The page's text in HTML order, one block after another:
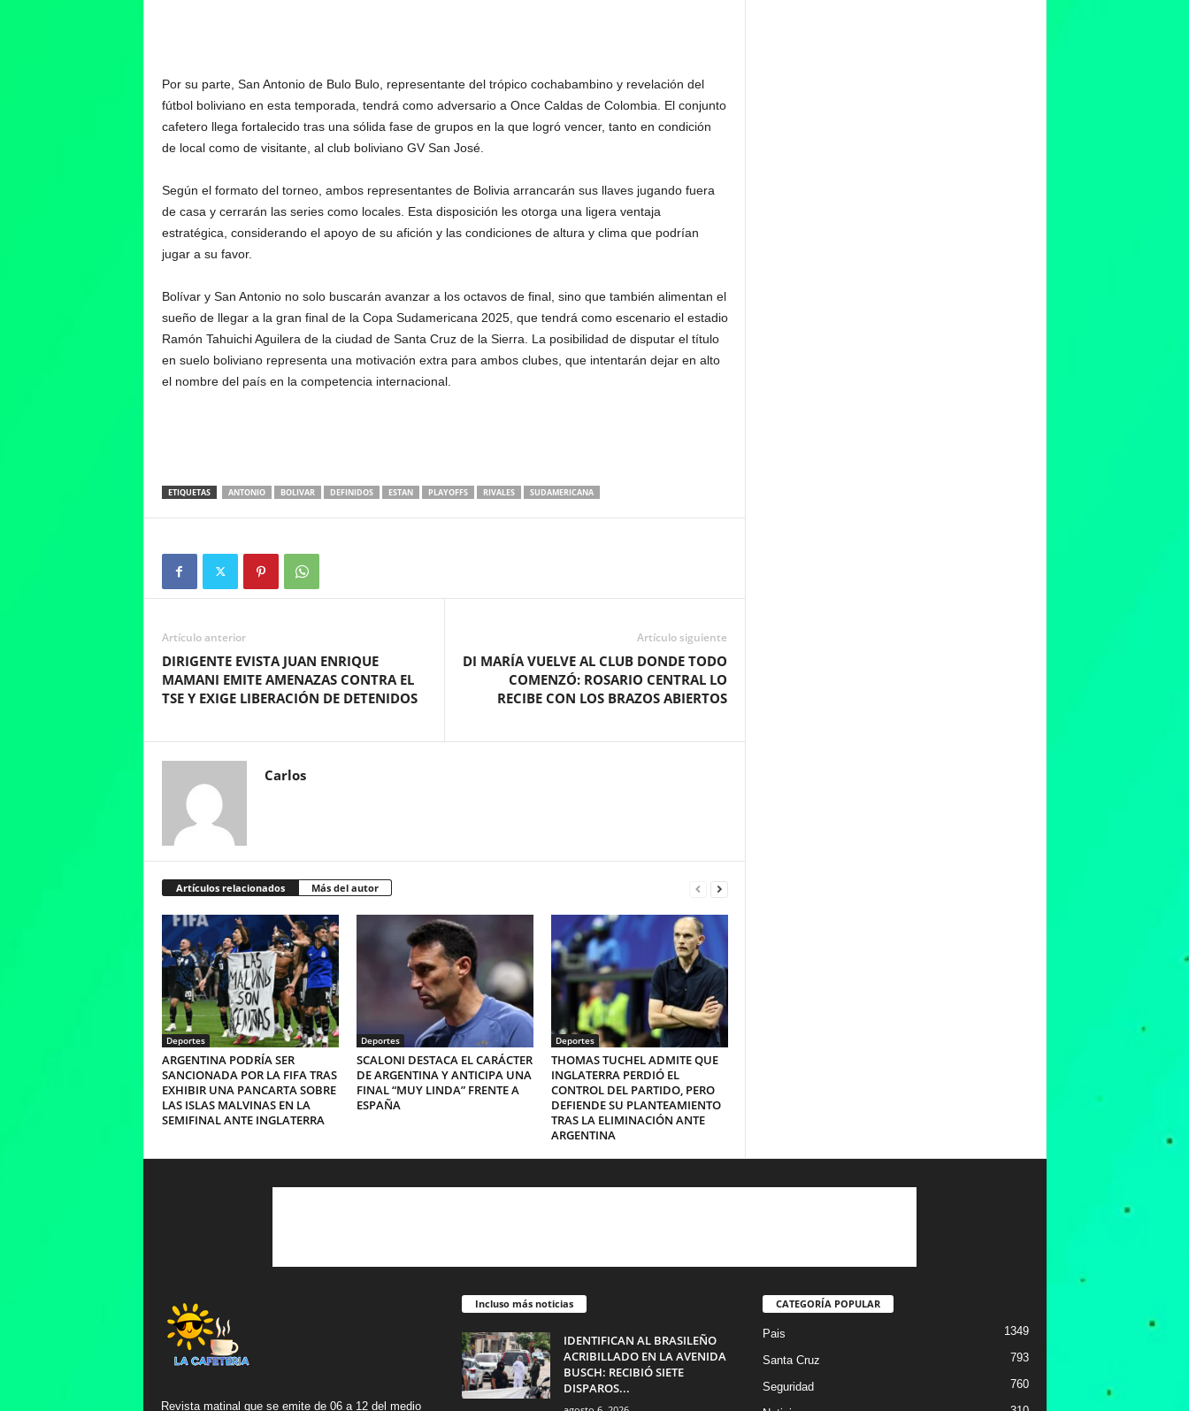
Por su parte, San Antonio de Bulo Bulo, representante del trópico cochabambino y revelación del
fútbol boliviano en esta temporada, tendrá como adversario a Once Caldas de Colombia. El conjunto
cafetero llega fortalecido tras una sólida fase de grupos en la que logró vencer, tanto en condición
de local como de visitante, al club boliviano GV San José.
Según el formato del torneo, ambos representantes de Bolivia arrancarán sus llaves jugando fuera
de casa y cerrarán las series como locales. Esta disposición les otorga una ligera ventaja
estratégica, considerando el apoyo de su afición y las condiciones de altura y clima que podrían
jugar a su favor.
Bolívar y San Antonio no solo buscarán avanzar a los octavos de final, sino que también alimentan el
sueño de llegar a la gran final de la Copa Sudamericana 2025, que tendrá como escenario el estadio
Ramón Tahuichi Aguilera de la ciudad de Santa Cruz de la Sierra. La posibilidad de disputar el título
en suelo boliviano representa una motivación extra para ambos clubes, que intentarán dejar en alto
el nombre del país en la competencia internacional.
ETIQUETAS ANTONIO BOLIVAR DEFINIDOS ESTAN PLAYOFFS RIVALES SUDAMERICANA
Artículo anterior
DIRIGENTE EVISTA JUAN ENRIQUE
MAMANI EMITE AMENAZAS CONTRA EL
TSE Y EXIGE LIBERACIÓN DE DETENIDOS
Artículo siguiente
DI MARÍA VUELVE AL CLUB DONDE TODO
COMENZÓ: ROSARIO CENTRAL LO
RECIBE CON LOS BRAZOS ABIERTOS
Carlos
Artículos relacionados Más del autor
Deportes
ARGENTINA PODRÍA SER
SANCIONADA POR LA FIFA TRAS
EXHIBIR UNA PANCARTA SOBRE
LAS ISLAS MALVINAS EN LA
SEMIFINAL ANTE INGLATERRA
Deportes
SCALONI DESTACA EL CARÁCTER
DE ARGENTINA Y ANTICIPA UNA
FINAL “MUY LINDA” FRENTE A
ESPAÑA
Deportes
THOMAS TUCHEL ADMITE QUE
INGLATERRA PERDIÓ EL
CONTROL DEL PARTIDO, PERO
DEFIENDE SU PLANTEAMIENTO
TRAS LA ELIMINACIÓN ANTE
ARGENTINA
Revista matinal que se emite de 06 a 12 del medio
Incluso más noticias
IDENTIFICAN AL BRASILEÑO
ACRIBILLADO EN LA AVENIDA
BUSCH: RECIBIÓ SIETE
DISPAROS...
CATEGORÍA POPULAR
Pais 1349
Santa Cruz 793
Seguridad 760